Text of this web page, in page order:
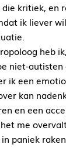
kritiek, en
ik liever
heb
niet-
ik een
kan
en een
me
paniek